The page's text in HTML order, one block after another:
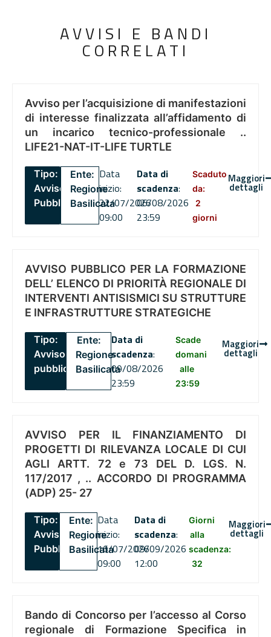
AVVISI E BANDI
CORRELATI
Avviso per l’acquisizione di manifestazioni
di interesse finalizzata all’affidamento di
un incarico tecnico-professionale ..
LIFE21-NAT-IT-LIFE TURTLE
Tipo:
Avviso
Pubblico
Ente:
Regione
Basilicata
Data
inizio:
22/07/2026
09:00
Data di
scadenza:
06/08/2026
23:59
Scaduto
da:
2
giorni
Maggiori
dettagli
AVVISO PUBBLICO PER LA FORMAZIONE
DELL’ ELENCO DI PRIORITÀ REGIONALE DI
INTERVENTI ANTISISMICI SU STRUTTURE
E INFRASTRUTTURE STRATEGICHE
Tipo:
Avviso
pubblico
Ente:
Regione
Basilicata
Data di
scadenza:
09/08/2026
23:59
Scade
domani
alle
23:59
Maggiori
dettagli
AVVISO PER IL FINANZIAMENTO DI
PROGETTI DI RILEVANZA LOCALE DI CUI
AGLI ARTT. 72 e 73 DEL D. LGS. N.
117/2017 , .. ACCORDO DI PROGRAMMA
(ADP) 25- 27
Tipo:
Avviso
Pubblico
Ente:
Regione
Basilicata
Data
inizio:
16/07/2026
09:00
Data di
scadenza:
09/09/2026
12:00
Giorni
alla
scadenza:
32
Maggiori
dettagli
Bando di Concorso per l’accesso al Corso
regionale di Formazione Specifica in